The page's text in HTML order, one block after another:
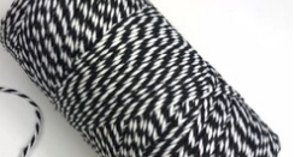
STOKTA YOK